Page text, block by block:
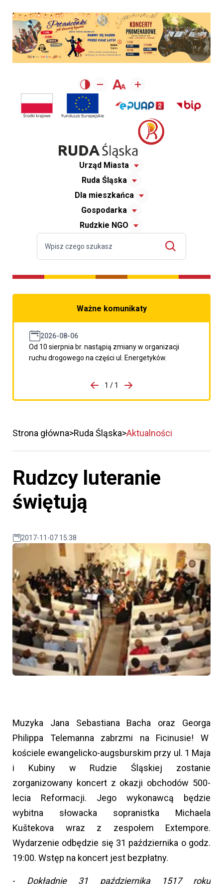
Urząd Miasta
Ruda Śląska
Dla mieszkańca
Gospodarka
Rudzkie NGO
Ważne komunikaty
2026-08-06
Od 10 sierpnia br. nastąpią zmiany w organizacji
ruchu drogowego na części ul. Energetyków.
porzpedniego komunikatu
1 / 1
Przejdź do następnego
Strona główna Ruda Śląska Aktualności
Rudzcy luteranie
świętują
2017-11-07 15:38
Muzyka Jana Sebastiana Bacha oraz Georga
Philippa Telemanna zabrzmi na Ficinusie! W
kościele ewangelicko-augsburskim przy ul. 1 Maja
i Kubiny w Rudzie Śląskiej zostanie
zorganizowany koncert z okazji obchodów 500-
lecia Reformacji. Jego wykonawcą będzie
wybitna słowacka sopranistka Michaela
Kuštekova wraz z zespołem Extempore.
Wydarzenie odbędzie się 31 października o godz.
19:00. Wstęp na koncert jest bezpłatny.
- Dokładnie 31 października 1517 roku